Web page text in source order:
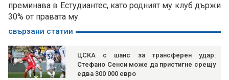
преминава в Естудиантес, като родният му клуб държи
30% от правата му.
свързани статии
ЦСКА с шанс за трансферен удар:
Стефано Сенси може да пристигне срещу
едва 300 000 евро